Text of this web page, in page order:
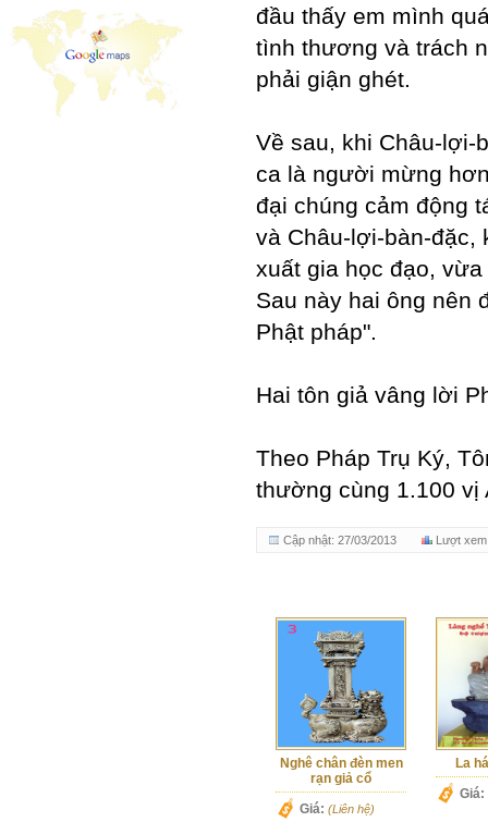
đầu thấy em mình
tình thương và trách
phải giận ghét.
Về sau, khi Châu-lợi-
ca là người mừng
đại chúng cảm động
và Châu-lợi-bàn-đặc,
xuất gia học đạo,
Sau này hai ông nên
Phật pháp".
Hai tôn giả vâng lời
Theo Pháp Trụ Ký,
thường cùng 1.100 vị
Cập nhật: 27/03/2013 Lượt
Nghê chân đèn men
rạn giả cổ
Giá: (Liên hệ)
La hán
Giá: